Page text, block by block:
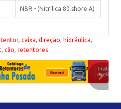
NBR - (Nitrílica 80 shore A)
, caixa, direção, hidráulica,
, clio, retentores